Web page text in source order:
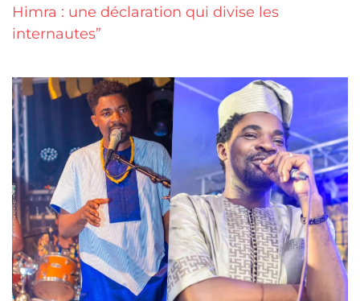
Himra : une déclaration qui divise les
internautes”